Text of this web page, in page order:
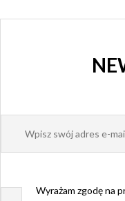
Wyrażam zgodę na